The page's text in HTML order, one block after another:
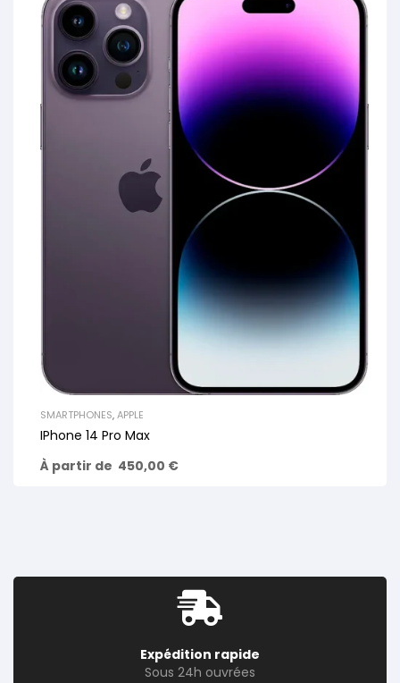
SMARTPHONES,APPLE
IPhone 14 Pro Max
À partir de 450,00 €
Expédition rapide
Sous 24h ouvrées